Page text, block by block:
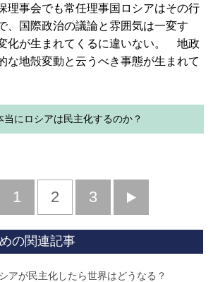
理事会でも常任理事国ロシアはその行
、国際政治の議論と雰囲気は一変す
化が生まれてくるに違いない。 地政
な地殻変動と云うべき事態が生まれて
にロシアは民主化するのか？
前
1 2 3
へ
の関連記事
アが民主化したら世界はどうなる？